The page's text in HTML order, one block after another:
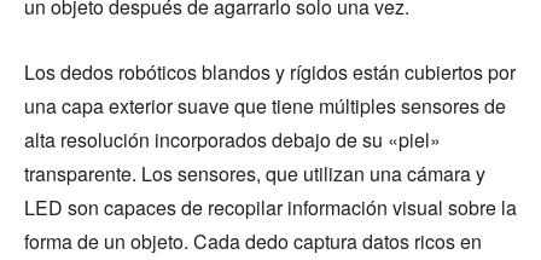
un objeto después de agarrarlo solo una vez.
Los dedos robóticos blandos y rígidos están cubiertos por
una capa exterior suave que tiene múltiples sensores de
alta resolución incorporados debajo de su «piel»
transparente. Los sensores, que utilizan una cámara y
LED son capaces de recopilar información visual sobre la
forma de un objeto. Cada dedo captura datos ricos en